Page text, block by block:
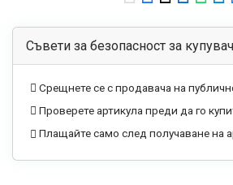
Съвети за безопасност за
Срещнете се с продавача на
Проверете артикула преди да го
Плащайте само след получаване на